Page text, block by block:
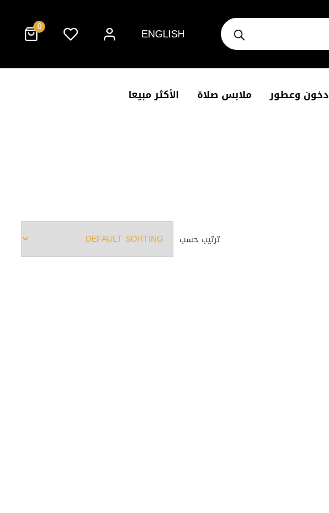
search
ENGLISH
0
دخون وعطور ملابس صلاة الأكثر مبيعا
ترتيب حسب